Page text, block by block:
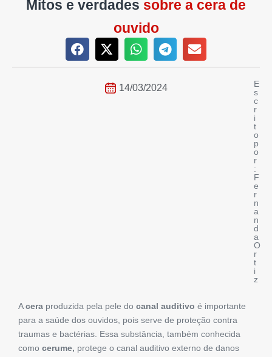
Mitos e verdades sobre a cera de
ouvido
14/03/2024
E
s
c
r
i
t
o
p
o
r
:
F
e
r
n
a
n
d
a
O
r
t
i
z
Acera produzida pela pele do canal auditivo é importante
para a saúde dos ouvidos, pois serve de proteção contra
traumas e bactérias. Essa substância, também conhecida
como cerume, protege o canal auditivo externo de danos